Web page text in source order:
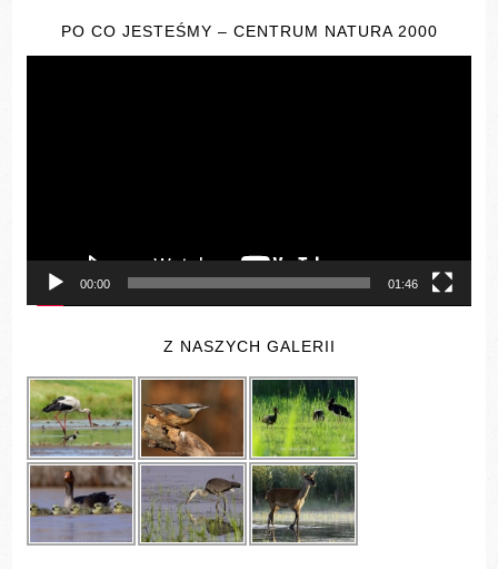
PO CO JESTEŚMY – CENTRUM NATURA 2000
00:00 01:46
Z NASZYCH GALERII